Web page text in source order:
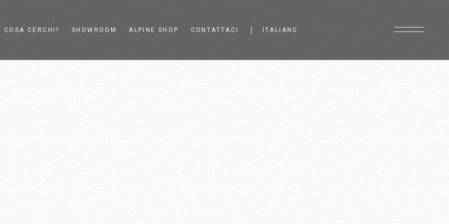
COSA CERCHI?
Affettatrici elettriche
Affettatrici a volano
Affettatrici d’epoca
Berkel
Utensili da cucina e
Design
SHOWROOM
L’azienda
Showroom
Consulenza su
misura
Live Visit
ALPINE SHOP CONTATTACI ITALIANO
Français
English